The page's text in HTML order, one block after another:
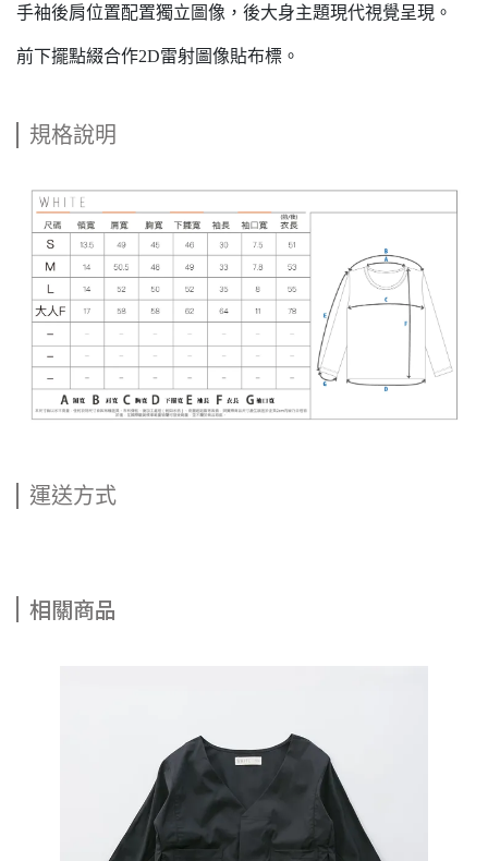
手袖後肩位置配置獨立圖像，後大身主題現代視覺呈現。
前下擺點綴合作2D雷射圖像貼布標。
規格說明
運送方式
相關商品